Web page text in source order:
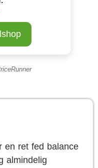
en ret fed balance
almindelig